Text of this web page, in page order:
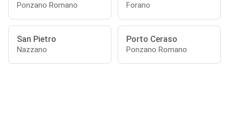
Ponzano Romano Forano
San Pietro
Nazzano
Porto Ceraso
Ponzano Romano